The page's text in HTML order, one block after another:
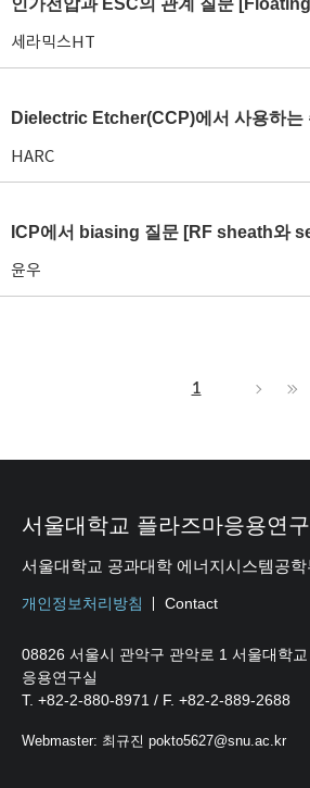
세라믹스HT
HARC
ICP에서 biasing 질문 [RF sheath와
윤우
1
서울대학교 플라즈마응용연
서울대학교 공과대학 에너지시스템공
개인정보처리방침 Contact
08826 서울시 관악구 관악로 1 서울대학
응용연구실
T. +82-2-880-8971 / F. +82-2-889-2688
Webmaster: 최규진 pokto5627@snu.ac.kr